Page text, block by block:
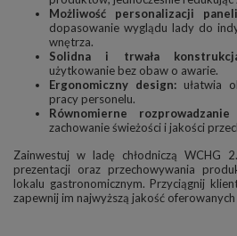
Możliwość personalizacji
dopasowanie wyglądu lady do
wnętrza.
Solidna i trwała
użytkowanie bez obaw o awarie.
Ergonomiczny design:ułatwia
pracy personelu.
Równomierne
zachowanie świeżości i jakości
Zainwestuj w ladę chłodniczą WCHG
prezentacji oraz przechowywania
lokalu gastronomicznym. Przyciągnij
zapewnij im najwyższą jakość